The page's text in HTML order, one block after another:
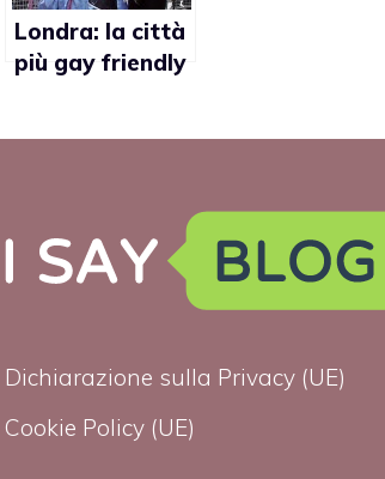
Londra: la città
più gay friendly
Dichiarazione sulla Privacy (UE)
Cookie Policy (UE)